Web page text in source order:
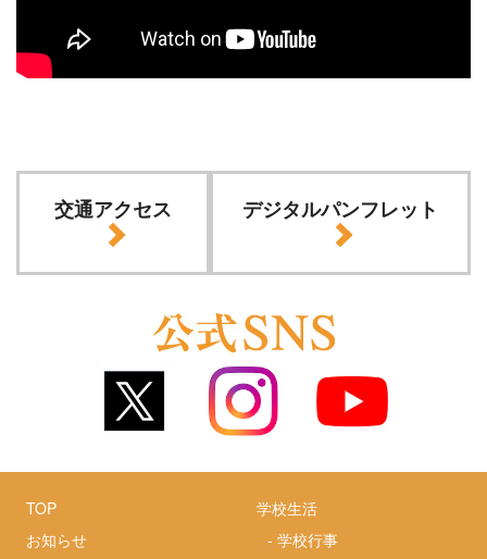
交通アクセス デジタルパンフレット
TOP
お知らせ
学校生活
-学校行事